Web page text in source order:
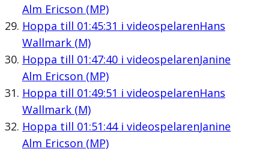
Alm Ericson (MP)
Hoppa till 01:45:31 i videospelarenHans
Wallmark (M)
Hoppa till 01:47:40i videospelarenJanine
Alm Ericson (MP)
Hoppa till 01:49:51 i videospelarenHans
Wallmark (M)
Hoppa till 01:51:44i videospelarenJanine
Alm Ericson (MP)